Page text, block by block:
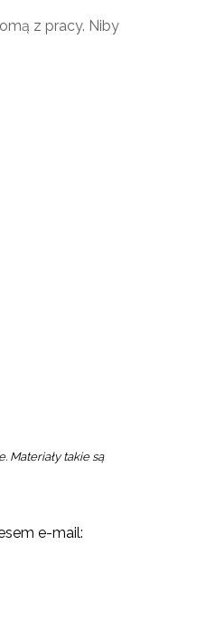
z pracy. Niby
Materiały takie są
e-mail: